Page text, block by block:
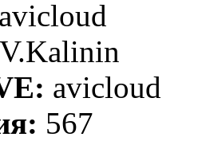
avicloud
V.Kalinin
avicloud
567